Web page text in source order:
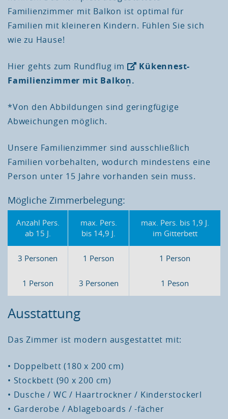
Familienzimmer mit Balkon ist optimal für
Familien mit kleineren Kindern. Fühlen Sie sich
wie zu Hause!
Hier gehts zum Rundflug im
Kükennest-
Familienzimmer mit Balkon.
*Von den Abbildungen sind geringfügige
Abweichungen möglich.
Unsere Familienzimmer sind ausschließlich
Familien vorbehalten, wodurch mindestens eine
Person unter 15 Jahre vorhanden sein muss.
Mögliche Zimmerbelegung:
Anzahl Pers.
ab 15 J.
max. Pers.
bis 14,9 J.
max. Pers. bis 1,9 J.
im Gitterbett
3 Personen 1 Person 1 Person
1 Person 3 Personen 1 Peson
Ausstattung
Das Zimmer ist modern ausgestattet mit:
• Doppelbett (180 x 200 cm)
• Stockbett (90 x 200 cm)
• Dusche / WC / Haartrockner / Kinderstockerl
• Garderobe /Ablageboards / -fächer